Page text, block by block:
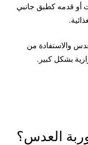
أو قدمه كطبق جانبي
والاستفادة من
بشكل كبير.
العدس؟